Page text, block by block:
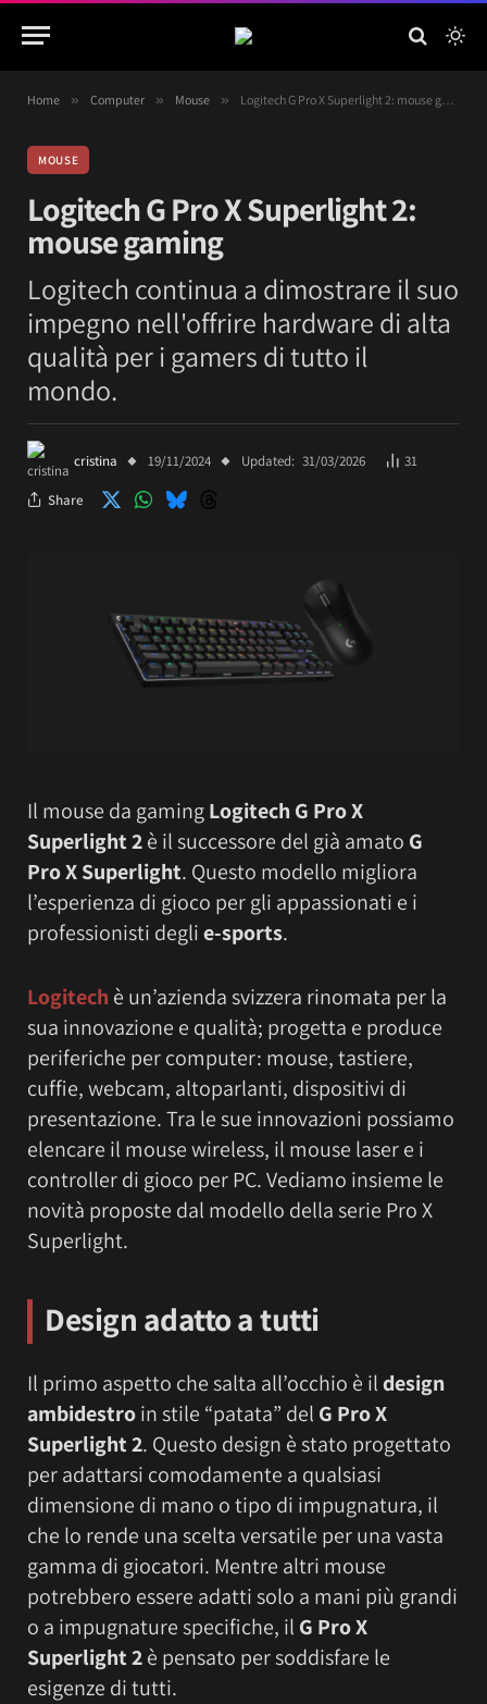
Home » Computer » Mouse » Logitech G Pro X Superlight 2: mouse gaming
MOUSE
Logitech G Pro X Superlight 2:
mouse gaming
Logitech continua a dimostrare il suo
impegno nell'offrire hardware di alta
qualità per i gamers di tutto il
mondo.
cristina 19/11/2024 Updated: 31/03/2026 31
Share
Il mouse da gamingLogitech G Pro X
Superlight 2è il successore del già amato G
Pro X Superlight. Questo modello migliora
l’esperienza di gioco per gli appassionati e i
professionisti deglie-sports.
Logitech è un’azienda svizzera rinomata per la
sua innovazione e qualità; progetta e produce
periferiche per computer: mouse, tastiere,
cuffie, webcam, altoparlanti, dispositivi di
presentazione. Tra le sue innovazioni possiamo
elencare il mouse wireless, il mouse laser e i
controller di gioco per PC. Vediamo insieme le
novità proposte dal modello della serie Pro X
Superlight.
Design adatto a tutti
Il primo aspetto che salta all’occhio è ildesign
ambidestroin stile “patata” del G Pro X
Superlight 2. Questo design è stato progettato
per adattarsi comodamente a qualsiasi
dimensione di mano o tipo di impugnatura, il
che lo rende una scelta versatile per una vasta
gamma di giocatori. Mentre altri mouse
potrebbero essere adatti solo a mani più grandi
o a impugnature specifiche, il G Pro X
Superlight 2è pensato per soddisfare le
esigenze di tutti.